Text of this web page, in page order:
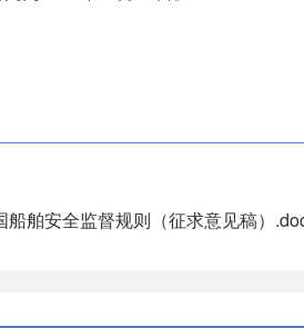
船舶安全监督规则（征求意见稿）